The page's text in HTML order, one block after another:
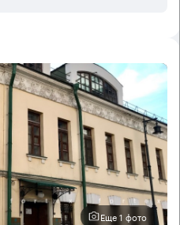
Еще 1 фото